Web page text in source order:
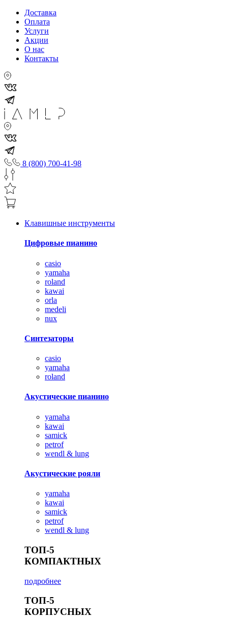
Доставка
Оплата
Услуги
Акции
О нас
Контакты
8 (800) 700-41-98
Клавишные инструменты
Цифровые пианино
casio
yamaha
roland
kawai
orla
medeli
nux
Синтезаторы
casio
yamaha
roland
Акустические пианино
yamaha
kawai
samick
petrof
wendl & lung
Акустические рояли
yamaha
kawai
samick
petrof
wendl & lung
ТОП-5
КОМПАКТНЫХ
подробнее
ТОП-5
КОРПУСНЫХ